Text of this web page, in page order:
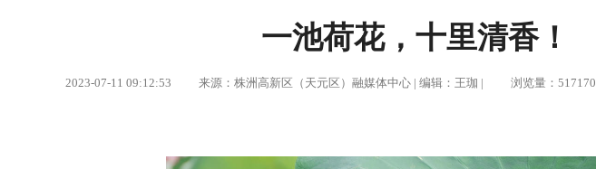
一池荷花，十里清香！
2023-07-11 09:12:53 来源：株洲高新区（天元区）融媒体中心 | 编辑：王珈 | 浏览量：517170